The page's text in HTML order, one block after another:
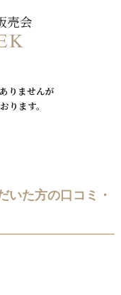
売会
りませんが
ります。
いた方の口コミ・